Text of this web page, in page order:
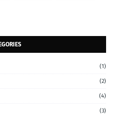
(1)
(2)
(4)
(3)